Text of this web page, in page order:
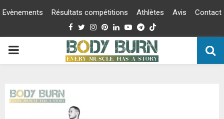
Evènements Résultats compétitions Athlètes Avis
Contact
Facebook
TwitterInstagram
PinterestLinkedinYoutubeTelegram
PRIMARY